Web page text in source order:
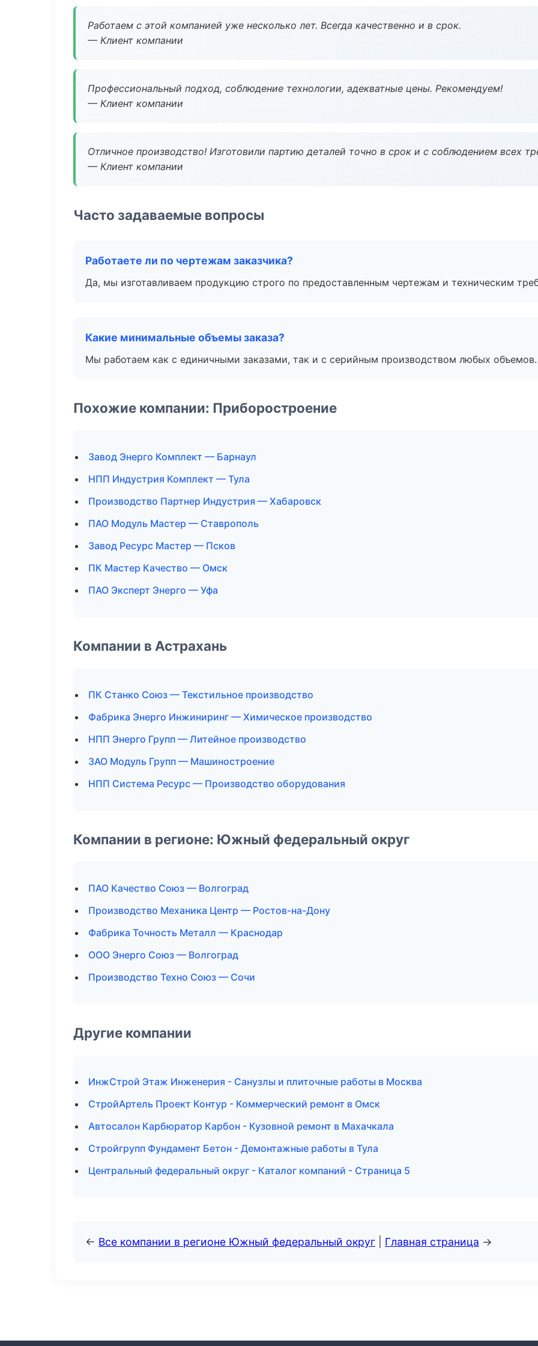
Работаем с этой компанией уже несколько лет. Всегда качественно и в срок.
— Клиент компании
Профессиональный подход, соблюдение технологии, адекватные цены. Рекомендуем!
— Клиент компании
Отличное производство! Изготовили партию деталей точно в срок и с соблюдением всех
— Клиент компании
Часто задаваемые вопросы
Работаете ли по чертежам заказчика?
Да, мы изготавливаем продукцию строго по предоставленным чертежам и техническим
Какие минимальные объемы заказа?
Мы работаем как с единичными заказами, так и с серийным производством любых объемов.
Похожие компании: Приборостроение
Завод Энерго Комплект — Барнаул
НПП Индустрия Комплект — Тула
Производство Партнер Индустрия — Хабаровск
ПАО Модуль Мастер — Ставрополь
Завод Ресурс Мастер — Псков
ПК Мастер Качество — Омск
ПАО Эксперт Энерго — Уфа
Компании в Астрахань
ПК Станко Союз — Текстильное производство
Фабрика Энерго Инжиниринг — Химическое производство
НПП Энерго Групп — Литейное производство
ЗАО Модуль Групп — Машиностроение
НПП Система Ресурс — Производство оборудования
Компании в регионе: Южный федеральный округ
ПАО Качество Союз — Волгоград
Производство Механика Центр — Ростов-на-Дону
Фабрика Точность Металл — Краснодар
ООО Энерго Союз — Волгоград
Производство Техно Союз — Сочи
Другие компании
ИнжСтрой Этаж Инженерия - Санузлы и плиточные работы в Москва
СтройАртель Проект Контур - Коммерческий ремонт в Омск
Автосалон Карбюратор Карбон - Кузовной ремонт в Махачкала
Стройгрупп Фундамент Бетон - Демонтажные работы в Тула
Центральный федеральный округ - Каталог компаний - Страница 5
← Все компании в регионе Южный федеральный округ Главная страница →